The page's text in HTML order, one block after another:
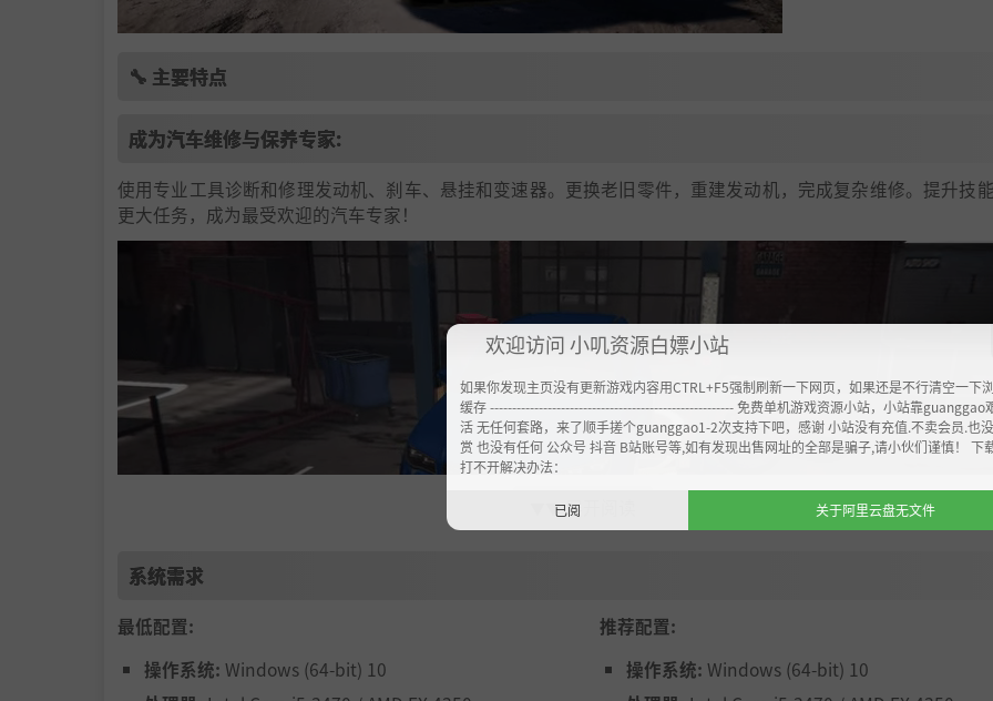
🔧 主要特点
成为汽车维修与保养专家:
使用专业工具诊断和修理发动机、刹车、悬挂和变速器。更换老旧零件，重建发动机，完成复杂维修。提升技
更大任务，成为最受欢迎的汽车专家！
改装和升级汽车，提升性能:
使用专业喷漆房打造独特设计。安装车身套件、性能零件和个性化贴膜。提升速度、操控性和外观，满足客户
▼▼展开阅读
系统需求
最低配置:
操作系统: Windows (64-bit) 10
推荐配置:
操作系统: Windows (64-bit) 10
欢迎访问 小叽资源白嫖小站
如果你发现主页没有更新游戏内容用CTRL+F5强制刷新一下网页，如果还是不行清空一下
缓存 ------------------------------------------------------- 免费单机游戏资源小站，小站靠guanggao
活 无任何套路，来了顺手搓个guanggao1-2次支持下吧，感谢 小站没有充值.不卖会员.也
赏 也没有任何 公众号 抖音 B站账号等,如有发现出售网址的全部是骗子,请小伙们谨慎！ 下
打不开解决办法：
已阅 关于阿里云盘无文件